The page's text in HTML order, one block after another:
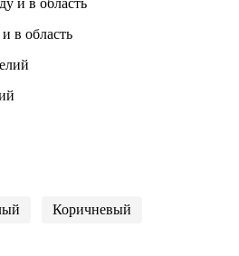
в область
Коричневый